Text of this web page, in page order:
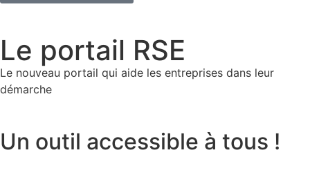
Le portail RSE
Le nouveau portail qui aide les entreprises dans leur
démarche
Un outil accessible à tous !